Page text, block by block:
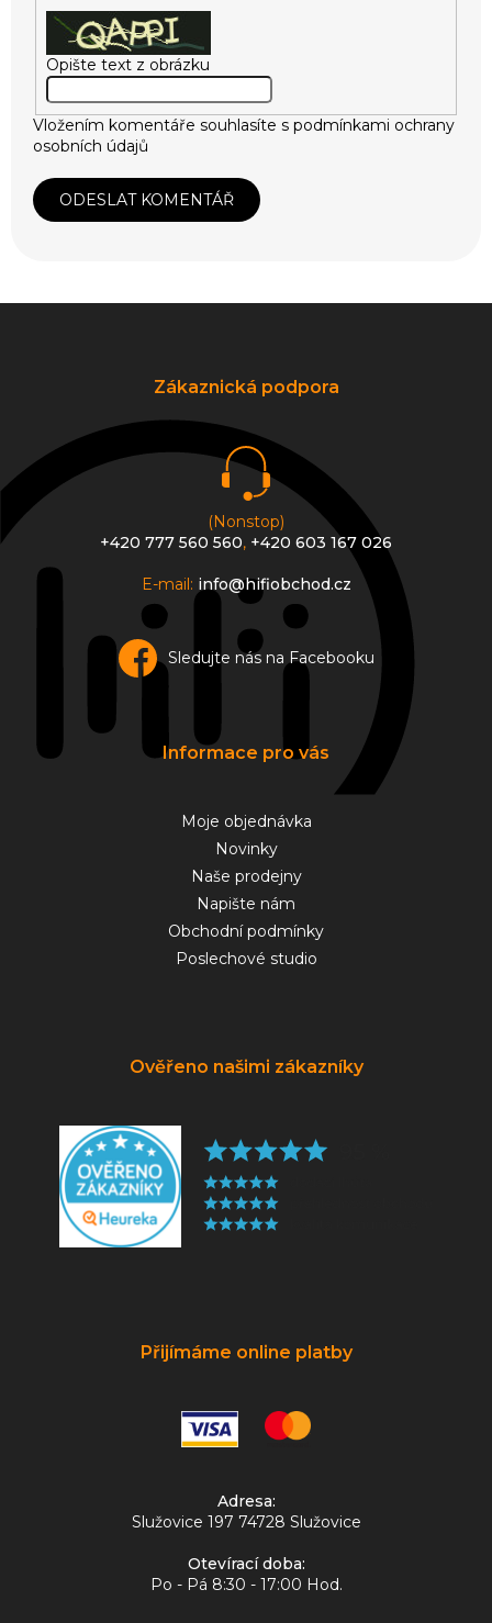
Opište text z obrázku
Vložením komentáře souhlasíte s podmínkami ochrany
osobních údajů
ODESLAT KOMENTÁŘ
Zákaznická podpora
(Nonstop)
+420 777 560 560, +420 603 167 026
E-mail: info@hifiobchod.cz
Sledujte nás na Facebooku
Informace pro vás
Moje objednávka
Novinky
Naše prodejny
Napište nám
Obchodní podmínky
Poslechové studio
Ověřeno našimi zákazníky
Přijímáme online platby
Adresa:
Služovice 197 74728 Služovice
Otevírací doba:
Po - Pá 8:30 - 17:00 Hod.